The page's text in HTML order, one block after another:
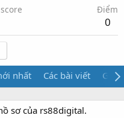
Điểm
0
nhất Các bài viết Giới
sơ của rs88digital.